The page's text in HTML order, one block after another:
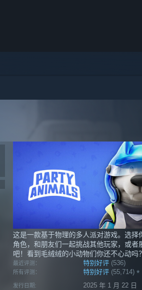
这是一款基于物理的多人派对游戏。选择
角色，和朋友们一起挑战其他玩家，或者
吧！看到毛绒绒的小动物们你还不心动吗？
最近评测： 特别好评 (536)
所有评测： 特别好评 (55,714)*
发行日期: 2025 年 1 月 22 日